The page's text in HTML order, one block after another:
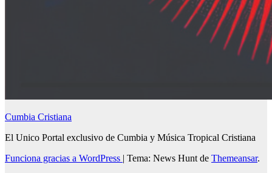
Cumbia Cristiana
El Unico Portal exclusivo de Cumbia y Música Tropical Cristiana
Funciona gracias a WordPress | Tema: News Hunt de Themeansar.